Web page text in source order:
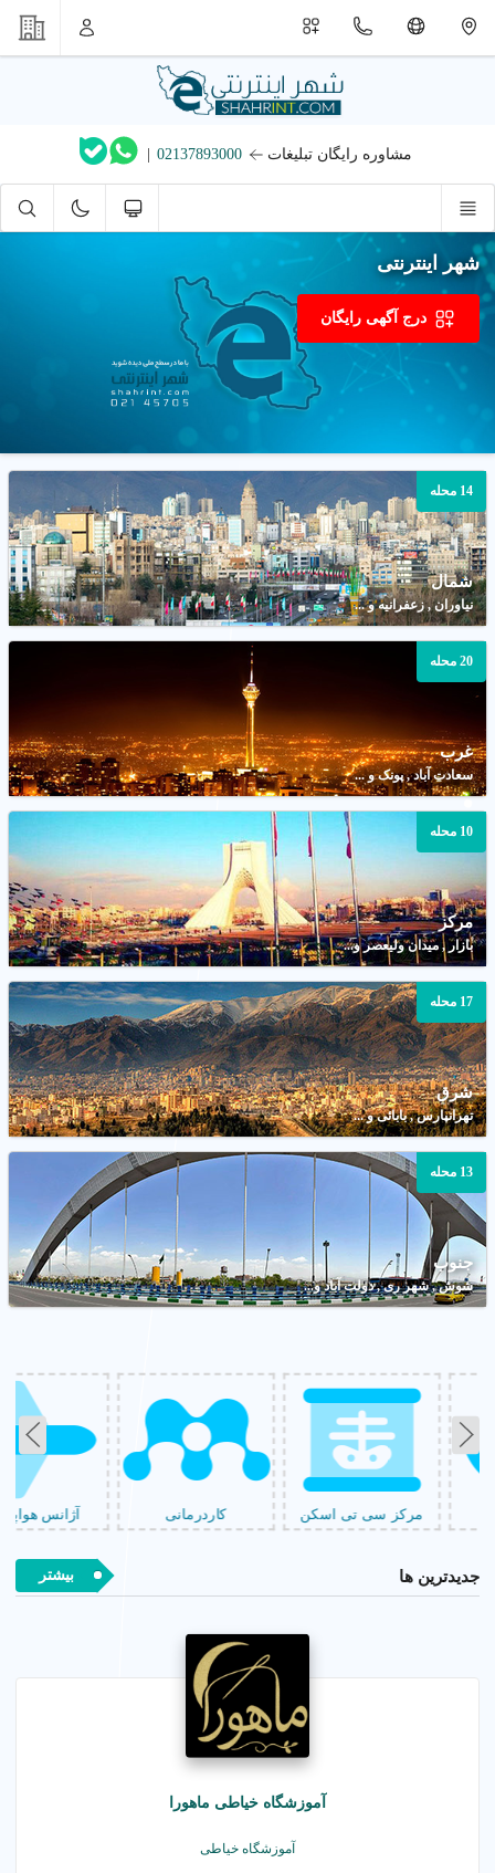
مشاوره رایگان تبلیغات 02137893000
|
شهر اینترنتی
درج آگهی رایگان
شمال
نیاوران , زعفرانیه و ...
14 محله
غرب
سعادت آباد , پونک و ...
20 محله
مرکز
بازار , میدان ولیعصر و...
10 محله
شرق
تهرانپارس , بابائی و ...
17 محله
جنوب
شوش , شهر ری , دولت آباد و...
13 محله
کاردرمانی آژانس هواپیمایی صافکاری PDR
جدیدترین ها بیشتر
آموزشگاه خیاطی ماهورا
آموزشگاه خیاطی